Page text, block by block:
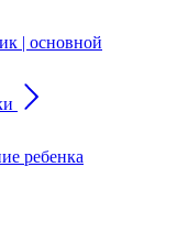
| основной
ребенка